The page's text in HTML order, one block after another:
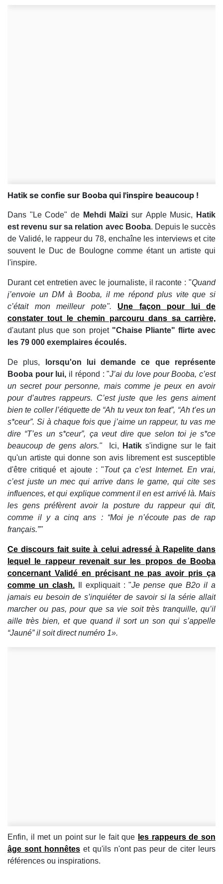
Hatik se confie sur Booba qui l'inspire beaucoup !
Dans "Le Code" de Mehdi Maïzi sur Apple Music,
Hatik
est revenu sur sa relation avec Booba. Depuis le succès
de Validé, le rappeur du 78, enchaîne les interviews et cite
souvent le Duc de Boulogne comme étant un artiste qui
l'inspire.
Durant cet entretien avec le journaliste, il raconte : "Quand
j’envoie un DM à Booba, il me répond plus vite que si
c’était mon meilleur pote". Une façon pour lui de
constater tout le chemin parcouru dans sa carrière,
d'autant plus que son projet"Chaise Pliante" flirte avec
les 79 000 exemplaires écoulés.
De plus,
lorsqu'on lui demande ce que représente
Booba pour lui, il répond : "J’ai du love pour Booba, c’est
un secret pour personne, mais comme je peux en avoir
pour d’autres rappeurs. C’est juste que les gens aiment
bien te coller l’étiquette de “Ah tu veux ton feat”, “Ah t’es un
s*ceur”. Si à chaque fois que j’aime un rappeur, tu vas me
dire “T’es un s*ceur”, ça veut dire que selon toi je s*ce
beaucoup de gens alors."
Ici, Hatik s'indigne sur le fait
qu'un artiste qui donne son avis librement est susceptible
d'être critiqué et ajoute : "Tout ça c’est Internet. En vrai,
c’est juste un mec qui arrive dans le game, qui cite ses
influences, et qui explique comment il en est arrivé là. Mais
les gens préfèrent avoir la posture du rappeur qui dit,
comme il y a cinq ans : “Moi je n’écoute pas de rap
français.”"
Ce discours fait suite à celui adressé à Rapelite dans
lequel le rappeur revenait sur les propos de
Booba
concernant Validéen précisant ne pas avoir pris ça
comme un clash.Il expliquait : "Je pense que B2o il a
jamais eu besoin de s’inquiéter de savoir si la série allait
marcher ou pas, pour que sa vie soit très tranquille, qu’il
aille très bien, et que quand il sort un son qui s’appelle
“Jauné” il soit direct numéro 1».
Enfin, il met un point sur le fait que les rappeurs de son
âge sont honnêteset qu'ils n'ont pas peur de citer leurs
références ou inspirations.